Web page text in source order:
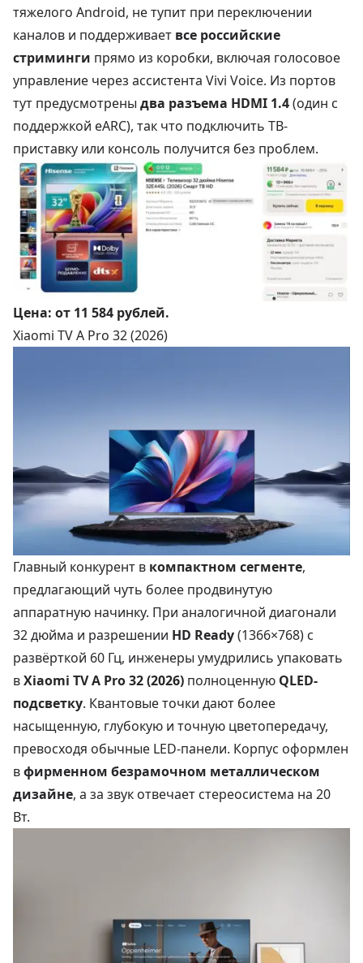
тяжелого Android, не тупит при переключении
каналов и поддерживает все российские
стриминги прямо из коробки, включая голосовое
управление через ассистента Vivi Voice. Из портов
тут предусмотрены два разъема HDMI 1.4(один с
поддержкой eARC), так что подключить ТВ-
приставку или консоль получится без проблем.
Цена: от 11 584 рублей.
Xiaomi TV A Pro 32 (2026)
Главный конкурент в компактном сегменте,
предлагающий чуть более продвинутую
аппаратную начинку. При аналогичной диагонали
32 дюйма и разрешении HD Ready(1366×768) с
развёрткой 60 Гц, инженеры умудрились упаковать
вXiaomi TV A Pro 32 (2026) полноценную QLED-
подсветку. Квантовые точки дают более
насыщенную, глубокую и точную цветопередачу,
превосходя обычные LED-панели. Корпус оформлен
вфирменном безрамочном металлическом
дизайне, а за звук отвечает стереосистема на 20
Вт.